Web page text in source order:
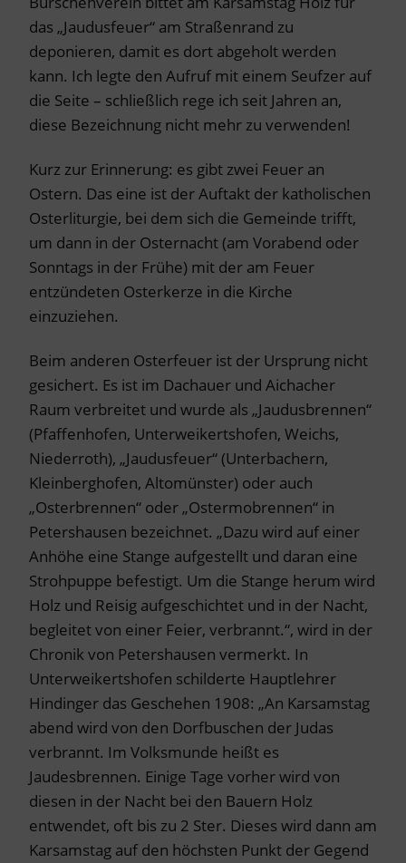
das „Jaudusfeuer“ am Straßenrand zu
deponieren, damit es dort abgeholt werden
kann. Ich legte den Aufruf mit einem Seufzer auf
die Seite – schließlich rege ich seit Jahren an,
diese Bezeichnung nicht mehr zu verwenden!
Kurz zur Erinnerung: es gibt zwei Feuer an
Ostern. Das eine ist der Auftakt der katholischen
Osterliturgie, bei dem sich die Gemeinde trifft,
um dann in der Osternacht (am Vorabend oder
Sonntags in der Frühe) mit der am Feuer
entzündeten Osterkerze in die Kirche
einzuziehen.
Beim anderen Osterfeuer ist der Ursprung nicht
gesichert. Es ist im Dachauer und Aichacher
Raum verbreitet und wurde als „Jaudusbrennen“
(Pfaffenhofen, Unterweikertshofen, Weichs,
Niederroth), „Jaudusfeuer“ (Unterbachern,
Kleinberghofen, Altomünster) oder auch
„Osterbrennen“ oder „Ostermobrennen“ in
Petershausen bezeichnet. „Dazu wird auf einer
Anhöhe eine Stange aufgestellt und daran eine
Strohpuppe befestigt. Um die Stange herum wird
Holz und Reisig aufgeschichtet und in der Nacht,
begleitet von einer Feier, verbrannt.“, wird in der
Chronik von Petershausen vermerkt. In
Unterweikertshofen schilderte Hauptlehrer
Hindinger das Geschehen 1908: „An Karsamstag
abend wird von den Dorfbuschen der Judas
verbrannt. Im Volksmunde heißt es
Jaudesbrennen. Einige Tage vorher wird von
diesen in der Nacht bei den Bauern Holz
entwendet, oft bis zu 2 Ster. Dieses wird dann am
Karsamstag auf den höchsten Punkt der Gegend